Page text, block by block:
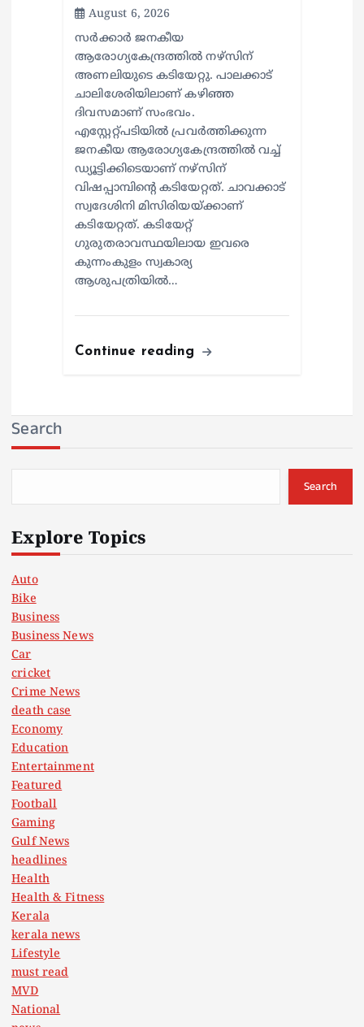
August 6, 2026
സര്‍ക്കാര്‍ ജനകീയ
ആരോഗ്യകേന്ദ്രത്തില്‍ നഴ്സിന്
അണലിയുടെ കടിയേറ്റു. പാലക്കാട്
ചാലിശേരിയിലാണ് കഴിഞ്ഞ
ദിവസമാണ് സംഭവം.
എസ്റ്റേറ്റ്പടിയില്‍ പ്രവര്‍ത്തിക്കുന്ന
ജനകീയ ആരോഗ്യകേന്ദ്രത്തില്‍ വച്ച്
ഡ്യൂട്ടിക്കിടെയാണ് നഴ്സിന്
വിഷപ്പാമ്പിന്റെ കടിയേറ്റത്. ചാവക്കാട്
സ്വദേശിനി മിസിരിയയ്ക്കാണ്
കടിയേറ്റത്. കടിയേറ്റ്
ഗുരുതരാവസ്ഥയിലായ ഇവരെ
കുന്നംകുളം സ്വകാര്യ
ആശുപത്രിയില്‍…
Continue reading
Search
Search
Explore Topics
Auto
Bike
Business
Business News
Car
cricket
Crime News
death case
Economy
Education
Entertainment
Featured
Football
Gaming
Gulf News
headlines
Health
Health & Fitness
Kerala
kerala news
Lifestyle
must read
MVD
National